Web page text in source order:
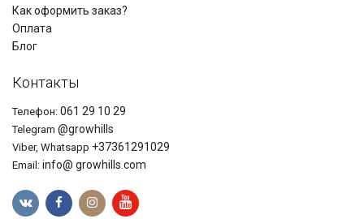
Как оформить заказ?
Оплата
Блог
Контакты
Телефон: 061 29 10 29
Telegram @growhills
Viber, Whatsapp +37361291029
Email: info@ growhills.com